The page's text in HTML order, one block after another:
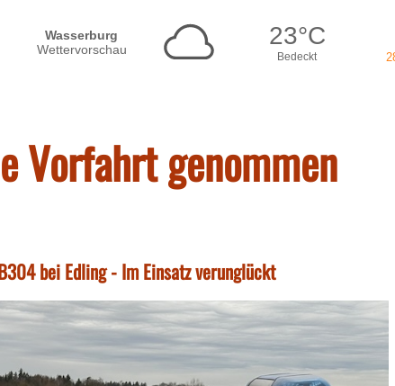
Vorfahrt genommen
bei Edling - Im Einsatz verunglückt